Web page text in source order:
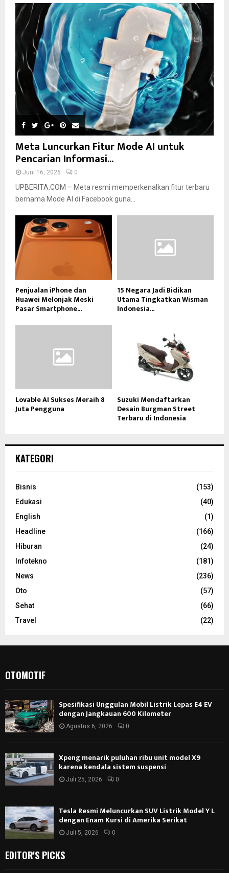
Meta Luncurkan Fitur Mode AI untuk
Pencarian Informasi...
Juni 16, 2026 0
UPBERITA.COM – Meta resmi memperkenalkan fitur terbaru
bernama Mode AI di Facebook guna...
Penjualan iPhone dan
Huawei Melonjak Meski
Pasar Smartphone...
15 Negara Jadi Bidikan
Utama Tingkatkan Wisman
Indonesia...
Lovable AI Sukses Meraih 8
Juta Pengguna
Suzuki Mendaftarkan
Desain Burgman Street
Terbaru di Indonesia
KATEGORI
Bisnis
(153)
Edukasi
(40)
English
(1)
Headline
(166)
Hiburan
(24)
Infotekno
(181)
News
(236)
Oto
(57)
Sehat
(66)
Travel
(22)
OTOMOTIF
Spesifikasi Unggulan Mobil Listrik Lepas E4 EV
dengan Jangkauan 600 Kilometer
Agustus 6, 2026 0
Xpeng menarik puluhan ribu unit model X9
karena kendala sistem suspensi
Juli 25, 2026 0
Tesla Resmi Meluncurkan SUV Listrik Model Y L
dengan Enam Kursi di Amerika Serikat
Juli 5, 2026 0
EDITOR'S PICKS